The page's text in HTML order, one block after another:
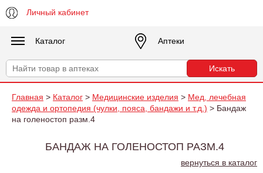
Личный кабинет
Каталог Аптеки
Главная > Каталог > Медицинские изделия > Мед, лечебная
одежда и ортопедия (чулки, пояса, бандажи и т.д.) > Бандаж
на голеностоп разм.4
БАНДАЖ НА ГОЛЕНОСТОП РАЗМ.4
вернуться в каталог